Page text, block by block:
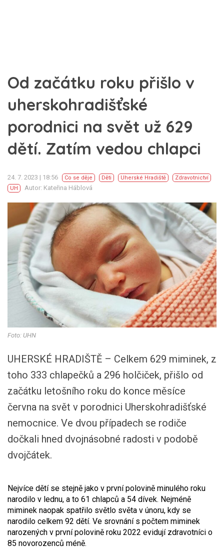
Od začátku roku přišlo v
uherskohradišťské
porodnici na svět už 629
dětí. Zatím vedou chlapci
24. 7. 2023 | 18:56 Co se děje Děti Uherské Hradiště
Zdravotnictví
UH
Autor: Kateřina Háblová
Foto: UHN
UHERSKÉ HRADIŠTĚ – Celkem 629 miminek, z
toho 333 chlapečků a 296 holčiček, přišlo od
začátku letošního roku do konce měsíce
června na svět v porodnici Uherskohradišťské
nemocnice. Ve dvou případech se rodiče
dočkali hned dvojnásobné radosti v podobě
dvojčátek.
Nejvíce dětí se stejně jako v první polovině minulého roku
narodilo v lednu, a to 61 chlapců a 54 dívek. Nejméně
miminek naopak spatřilo světlo světa v únoru, kdy se
narodilo celkem 92 dětí. Ve srovnání s počtem miminek
narozených v první polovině roku 2022 evidují zdravotníci o
85 novorozenců méně.